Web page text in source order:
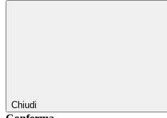
Chiudi